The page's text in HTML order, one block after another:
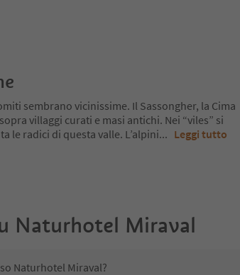
sembrano vicinissime. Il Sassongher, la Cima
villaggi curati e masi antichi. Nei “viles” si
le radici di questa valle. L’alpini... Leggi tutto
Naturhotel Miraval
Naturhotel Miraval?